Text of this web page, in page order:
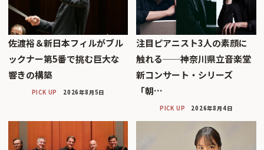
佐渡裕＆新日本フィルがブル
ックナー第5番で挑む巨大な
響きの構築
PICK UP 2026年8月5日
注目ピアニスト3人の素顔に
触れる──神奈川県立音楽堂
新コンサート・シリーズ
「朝…
PICK UP 2026年8月4日